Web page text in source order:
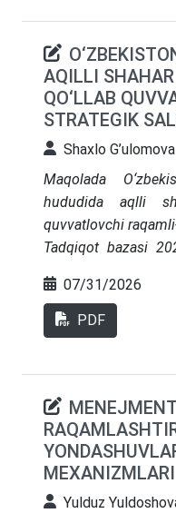
tamoyilini
foydalanuvchi
tartib-taomillar
asoslanadi.
infratuzilmasi
yadro
mumkinligini, biroq
ishonch
talablarni yuzaga
AQILLI
QO‘LLAB
STRATEGIK
Shaxlo G’ulomova
Maqolada
hududida aqlli
quvvatlovchi
Tadqiqot bazasi
shakllantirildi.
aloqa
aholi jon boshiga
vaznlari Shannon
va 2025-yil uchun
Natijada Toshkent
viloyatlari yuqori
etdi.
07/31/2026
PDF
MEXANIZMLARI
Yulduz